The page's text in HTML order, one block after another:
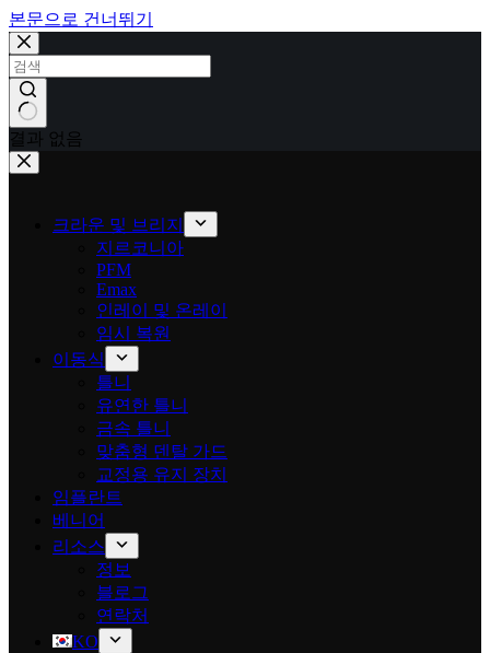
본문으로 건너뛰기
결과 없음
크라운 및 브리지
지르코니아
PFM
Emax
인레이 및 온레이
임시 복원
이동식
틀니
유연한 틀니
금속 틀니
맞춤형 덴탈 가드
교정용 유지 장치
임플란트
베니어
리소스
정보
블로그
연락처
KO